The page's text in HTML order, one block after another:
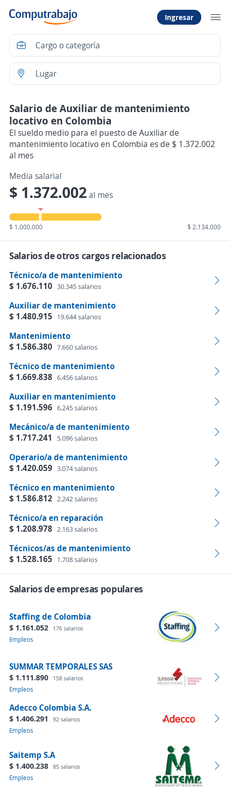
Ingresar
Salario de Auxiliar de mantenimiento
locativo en Colombia
El sueldo medio para el puesto de Auxiliar de
mantenimiento locativo en Colombia es de $ 1.372.002
al mes
Media salarial
$ 1.372.002al mes
$ 1.000.000 $ 2.134.000
Salarios de otros cargos relacionados
Técnico/a de mantenimiento
$ 1.676.110 30.345 salarios
Auxiliar de mantenimiento
$ 1.480.915
19.644 salarios
Mantenimiento
$ 1.586.380 7.660 salarios
Técnico de mantenimiento
$ 1.669.838 6.456 salarios
Auxiliar en mantenimiento
$ 1.191.596 6.245 salarios
Mecánico/a de mantenimiento
$ 1.717.241
5.096 salarios
Operario/a de mantenimiento
$ 1.420.059 3.074 salarios
Técnico en mantenimiento
$ 1.586.812 2.242 salarios
Técnico/a en reparación
$ 1.208.978 2.163 salarios
Técnicos/as de mantenimiento
$ 1.528.165
1.708 salarios
Salarios de empresas populares
Staffing de Colombia
$ 1.161.052 176 salarios
Empleos
SUMMAR TEMPORALES SAS
$ 1.111.890 158 salarios
Empleos
Adecco Colombia S.A.
$ 1.406.291 92 salarios
Empleos
Saitemp S.A
$ 1.400.238 85 salarios
Empleos